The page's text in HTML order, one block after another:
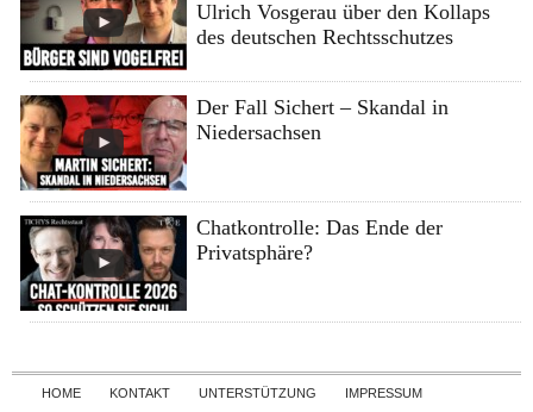
Ulrich Vosgerau über den Kollaps
des deutschen Rechtsschutzes
Der Fall Sichert – Skandal in
Niedersachsen
Chatkontrolle: Das Ende der
Privatsphäre?
Skip to content
HOME KONTAKT UNTERSTÜTZUNG
IMPRESSUM